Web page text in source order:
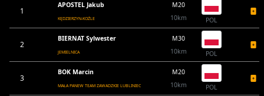
1
APOSTEL Jakub
KĘDZIERZYN-KOŹLE
M20
10km
POL
2
BIERNAT Sylwester
JEMIELNICA
M30
10km
POL
3
BOK Marcin
MAŁA PANEW TEAM ZAWADZKIE LUBLINIEC
M20
10km
POL